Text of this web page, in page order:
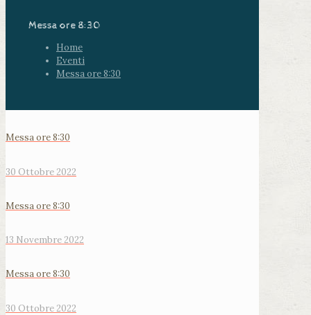
Messa ore 8:30
Home
Eventi
Messa ore 8:30
Messa ore 8:30
30 Ottobre 2022
Messa ore 8:30
13 Novembre 2022
Messa ore 8:30
30 Ottobre 2022